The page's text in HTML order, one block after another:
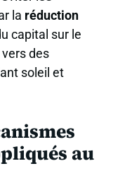
la réduction
capital sur le
des
soleil et
au